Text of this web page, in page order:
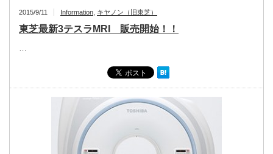
2015/9/11 Information キヤノン（旧東芝）
東芝最新3テスラMRI 販売開始！！
…